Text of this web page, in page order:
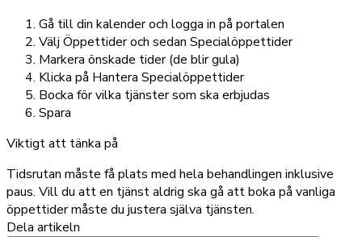
Gå till din kalender och logga in på portalen
Välj Öppettider och sedan Specialöppettider
Markera önskade tider (de blir gula)
Klicka på Hantera Specialöppettider
Bocka för vilka tjänster som ska erbjudas
Spara
Viktigt att tänka på
Tidsrutan måste få plats med hela behandlingen inklusive
paus. Vill du att en tjänst aldrig ska gå att boka på vanliga
öppettider måste du justera själva tjänsten.
Dela artikeln